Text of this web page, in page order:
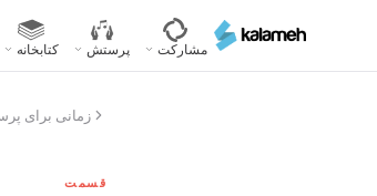
محتوای
مشارکت پرستش کتابخانه
زمانی برای
قسمت